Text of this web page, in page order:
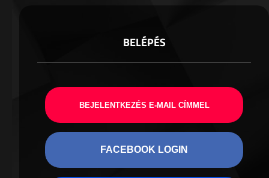
BELÉPÉS
BEJELENTKEZÉS E-MAIL CÍMMEL
FACEBOOK LOGIN